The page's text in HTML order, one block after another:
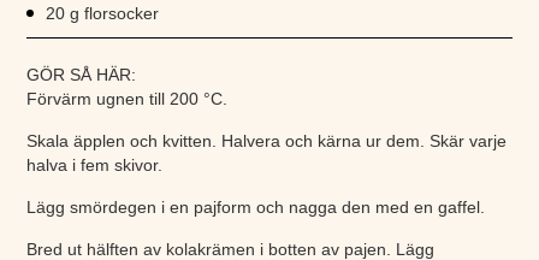
20 g florsocker
GÖR SÅ HÄR:
Förvärm ugnen till 200 °C.
Skala äpplen och kvitten. Halvera och kärna ur dem. Skär varje
halva i fem skivor.
Lägg smördegen i en pajform och nagga den med en gaffel.
Bred ut hälften av kolakrämen i botten av pajen. Lägg